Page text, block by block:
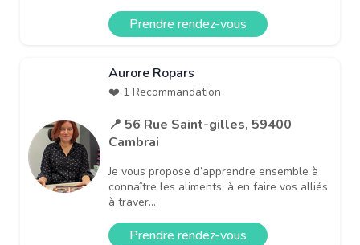
Prendre rendez-vous
Aurore Ropars
❤️ 1 Recommandation
📍 56 Rue Saint-gilles, 59400
Cambrai
Je vous propose d’apprendre ensemble à
connaître les aliments, à en faire vos alliés
à traver...
Prendre rendez-vous